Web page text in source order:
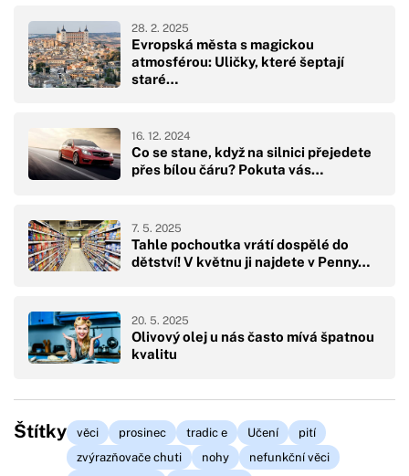
Evropská města s magickou
atmosférou: Uličky, které šeptají
staré…
28. 2. 2025
Co se stane, když na silnici přejedete
přes bílou čáru? Pokuta vás…
16. 12. 2024
Tahle pochoutka vrátí dospělé do
dětství! V květnu ji najdete v Penny…
7. 5. 2025
Olivový olej u nás často mívá špatnou
kvalitu
20. 5. 2025
Štítky věci prosinec tradic e Učení
pití
zvýrazňovače chuti
nohy
nefunkční věci